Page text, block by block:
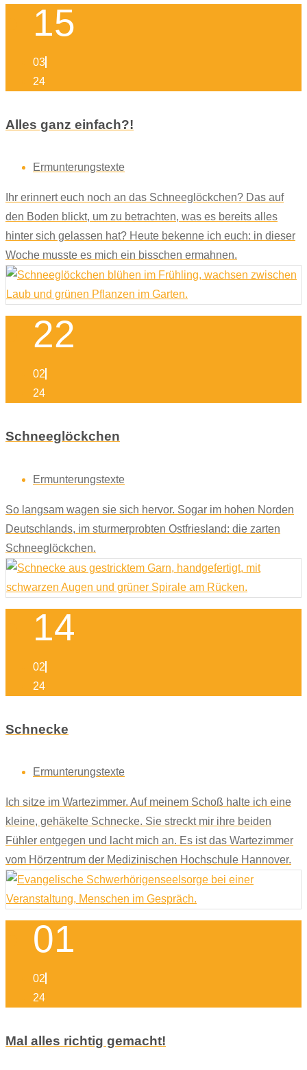
15
03
24
Alles ganz einfach?!
Ermunterungstexte
Ihr erinnert euch noch an das Schneeglöckchen? Das auf
den Boden blickt, um zu betrachten, was es bereits alles
hinter sich gelassen hat? Heute bekenne ich euch: in dieser
Woche musste es mich ein bisschen ermahnen.
22
02
24
Schneeglöckchen
Ermunterungstexte
So langsam wagen sie sich hervor. Sogar im hohen Norden
Deutschlands, im sturmerprobten Ostfriesland: die zarten
Schneeglöckchen.
14
02
24
Schnecke
Ermunterungstexte
Ich sitze im Wartezimmer. Auf meinem Schoß halte ich eine
kleine, gehäkelte Schnecke. Sie streckt mir ihre beiden
Fühler entgegen und lacht mich an. Es ist das Wartezimmer
vom Hörzentrum der Medizinischen Hochschule Hannover.
01
02
24
Mal alles richtig gemacht!